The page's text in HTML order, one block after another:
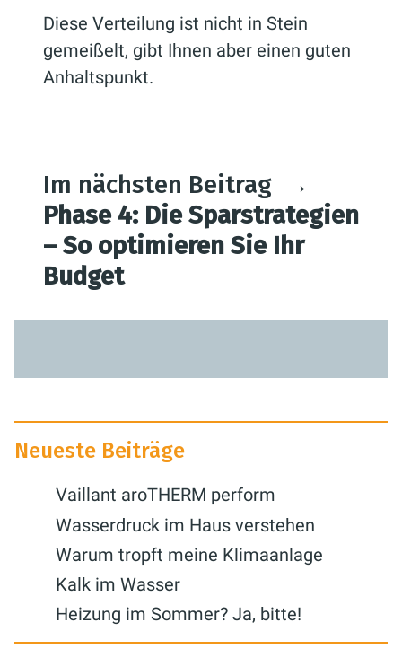
Diese Verteilung ist nicht in Stein
gemeißelt, gibt Ihnen aber einen guten
Anhaltspunkt.
Im nächsten Beitrag →
Phase 4: Die Sparstrategien
– So optimieren Sie Ihr
Budget
Neueste Beiträge
Vaillant aroTHERM perform
Wasserdruck im Haus verstehen
Warum tropft meine Klimaanlage
Kalk im Wasser
Heizung im Sommer? Ja, bitte!